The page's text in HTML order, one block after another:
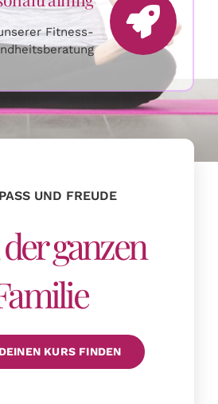
Fitness-
UND FREUDE
ganzen